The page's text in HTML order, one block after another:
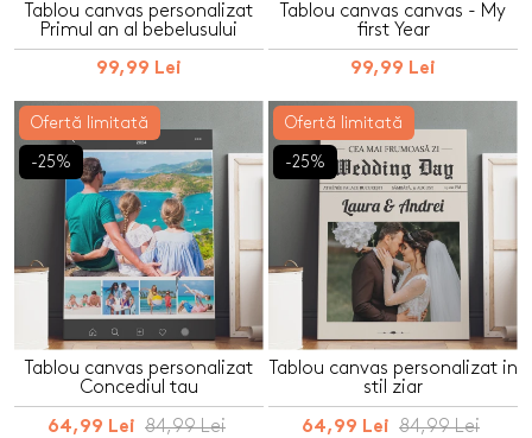
Tablou canvas personalizat
Primul an al bebelusului
99,99 Lei
Tablou canvas canvas - My
first Year
99,99 Lei
Ofertă limitată
-25%
Tablou canvas personalizat
Concediul tau
64,99 Lei 84,99 Lei
Ofertă limitată
-25%
Tablou canvas personalizat in
stil ziar
64,99 Lei 84,99 Lei